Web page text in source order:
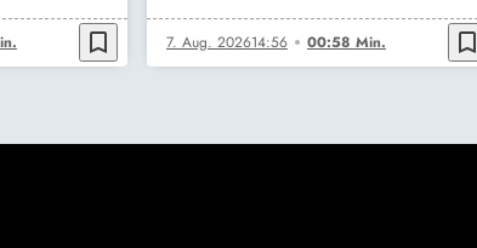
bookmark_border 7. Aug. 202614:56 00:58 Min. bookmark_border